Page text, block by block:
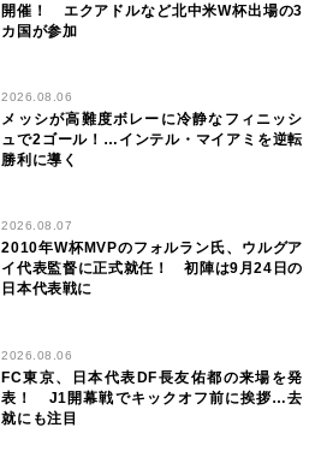
開催！ エクアドルなど北中米W杯出場の3
カ国が参加
2026.08.06
メッシが高難度ボレーに冷静なフィニッシ
ュで2ゴール！…インテル・マイアミを逆転
勝利に導く
2026.08.07
2010年W杯MVPのフォルラン氏、ウルグア
イ代表監督に正式就任！ 初陣は9月24日の
日本代表戦に
2026.08.06
FC東京、日本代表DF長友佑都の来場を発
表！ J1開幕戦でキックオフ前に挨拶…去
就にも注目